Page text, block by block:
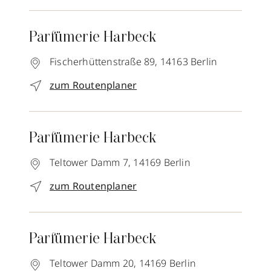
Parfümerie Harbeck
Fischerhüttenstraße 89, 14163 Berlin
zum Routenplaner
Parfümerie Harbeck
Teltower Damm 7, 14169 Berlin
zum Routenplaner
Parfümerie Harbeck
Teltower Damm 20, 14169 Berlin